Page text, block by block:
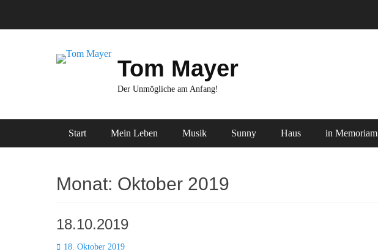
Tom Mayer
Der Unmögliche am Anfang!
Primäres Menü
Start Mein Leben Musik Sunny Haus in Memoriam
Monat: Oktober 2019
18.10.2019
Posted
18. Oktober 2019